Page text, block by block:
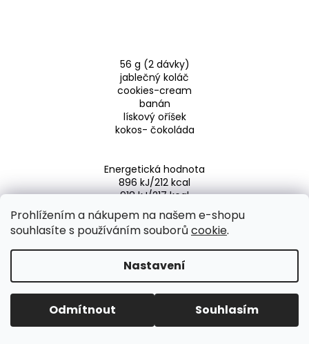
Prohlížením a nákupem na našem e-shopu
souhlasíte s používáním souborů cookie.
Nastavení
Odmítnout Souhlasím
56 g (2 dávky)
jablečný koláč
cookies-cream
banán
lískový oříšek
kokos- čokoláda
Energetická hodnota
896 kJ/212 kcal
918 kJ/217 kcal
910 kJ/215 kcal
900 kJ/213 kcal
902 Kj/213 kcal
Tuky
2,8 g
3,8 g
3,7 g